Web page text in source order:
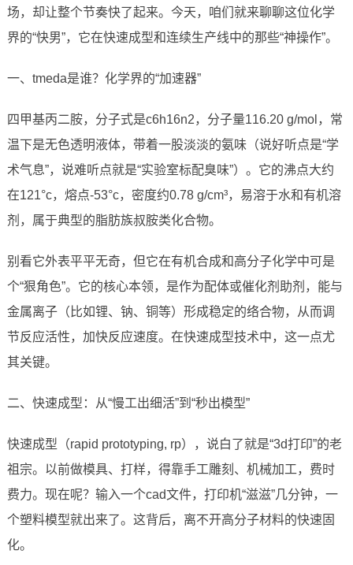
场，却让整个节奏快了起来。今天，咱们就来聊聊这位化学
界的“快男”，它在快速成型和连续生产线中的那些“神操作”。
一、tmeda是谁？化学界的“加速器”
四甲基丙二胺，分子式是c6h16n2，分子量116.20 g/mol，常
温下是无色透明液体，带着一股淡淡的氨味（说好听点是“学
术气息”，说难听点就是“实验室标配臭味”）。它的沸点大约
在121°c，熔点-53°c，密度约0.78 g/cm³，易溶于水和有机溶
剂，属于典型的脂肪族叔胺类化合物。
别看它外表平平无奇，但它在有机合成和高分子化学中可是
个“狠角色”。它的核心本领，是作为配体或催化剂助剂，能与
金属离子（比如锂、钠、铜等）形成稳定的络合物，从而调
节反应活性，加快反应速度。在快速成型技术中，这一点尤
其关键。
二、快速成型：从“慢工出细活”到“秒出模型”
快速成型（rapid prototyping, rp），说白了就是“3d打印”的老
祖宗。以前做模具、打样，得靠手工雕刻、机械加工，费时
费力。现在呢？输入一个cad文件，打印机“滋滋”几分钟，一
个塑料模型就出来了。这背后，离不开高分子材料的快速固
化。